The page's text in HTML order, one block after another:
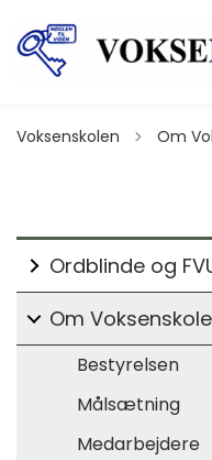
Voksenskolen Om
Ordblinde og
Om
Bestyrelsen
Målsætning
Medarbejdere